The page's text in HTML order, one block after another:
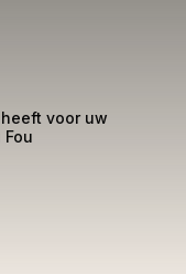
voor uw